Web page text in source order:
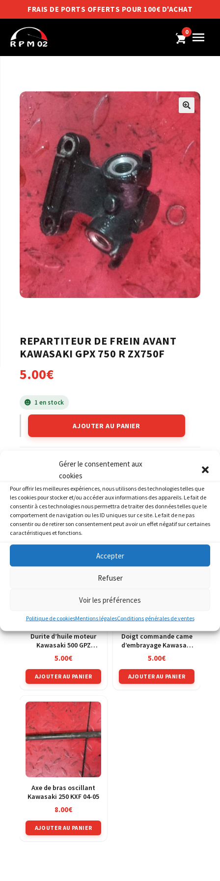
Gérer le consentement aux
cookies
Pour offrir les meilleures expériences, nous utilisons des technologies telles que
les cookies pour stocker et/ou accéder aux informations des appareils. Le fait de
consentir à ces technologies nous permettra de traiter des données telles que le
comportement de navigation ou les ID uniques sur ce site. Le fait de ne pas
consentir ou de retirer son consentement peut avoir un effet négatif sur certaines
caractéristiques et fonctions.
Accepter
Refuser
Voir les préférences
Politique de cookiesMentions légalesConditions générales de ventes
FRAIS DE PORTS OFFERTS POUR 100€ D'ACHAT
0
REPARTITEUR DE FREIN AVANT
KAWASAKI GPX 750 R ZX750F
5.00€
1 en stock
AJOUTER AU PANIER
KAWASAKI
PRODUITS SIMILAIRES
Durite d’huile moteur
Kawasaki 500 GPZ
ex500d 94-03
5.00€
AJOUTER AU PANIER
Doigt commande came
d’embrayage Kawasaki
250 KXF 04-05
5.00€
AJOUTER AU PANIER
Axe de bras oscillant
Kawasaki 250 KXF 04-05
8.00€
AJOUTER AU PANIER